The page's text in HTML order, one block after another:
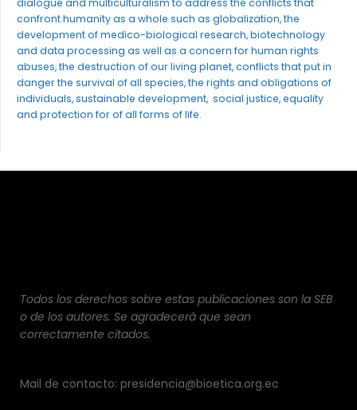
confront humanity as a whole such as globalization, the
development of medico-biological research, biotechnology
and data processing as well as a concern for human rights
abuses, the destruction of our living planet, conflicts that put in
danger the survival of all species, the rights and obligations of
individuals, sustainable development, social justice, equality
and protection for of all forms of life.
Todos los derechos sobre estas publicaciones son la SEB
o de los autores. Se agradecerá que sean
correctamente citados.
Mail de contacto: presidencia@bioetica.org.ec